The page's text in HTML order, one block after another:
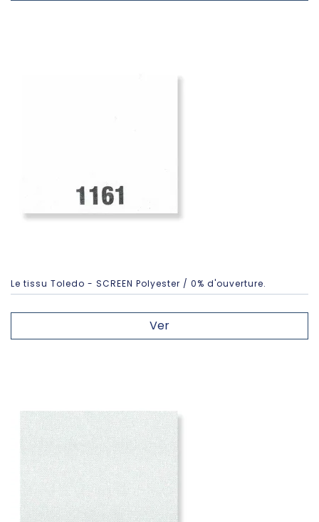
Le tissu Toledo - SCREEN Polyester / 0% d'ouverture.
Ver